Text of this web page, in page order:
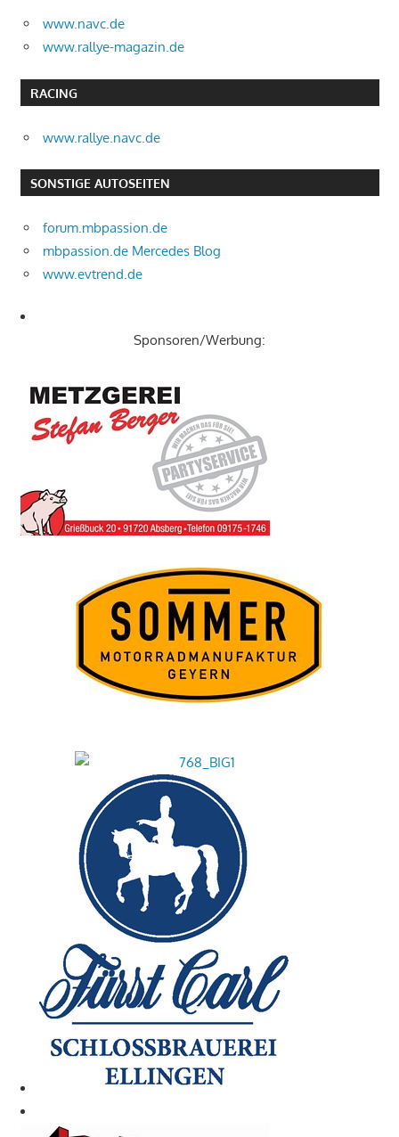
www.navc.de
www.rallye-magazin.de
RACING
www.rallye.navc.de
SONSTIGE AUTOSEITEN
forum.mbpassion.de
mbpassion.de Mercedes Blog
www.evtrend.de
Sponsoren/Werbung: